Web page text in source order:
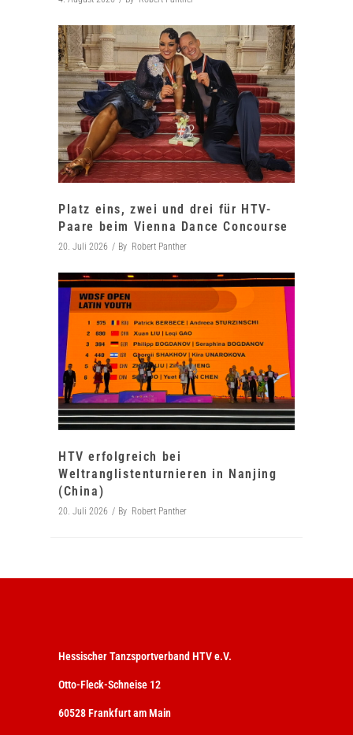
Platz eins, zwei und drei für HTV-
Paare beim Vienna Dance Concourse
20. Juli 2026 By Robert Panther
HTV erfolgreich bei
Weltranglistenturnieren in Nanjing
(China)
20. Juli 2026 By Robert Panther
Hessischer Tanzsportverband HTV e.V.
Otto-Fleck-Schneise 12
60528 Frankfurt am Main